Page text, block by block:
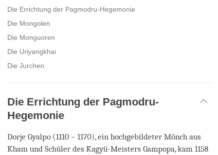
facebook
Die Errichtung der Pagmodru-Hegemonie
Die Mongolen
Die Monguoren
Die Uriyangkhai
Die Jurchen
Die Errichtung der Pagmodru-
Hegemonie
Dorje Gyalpo (1110 – 1170), ein hochgebildeter Mönch aus
Kham und Schüler des Kagyü-Meisters Gampopa, kam 1158